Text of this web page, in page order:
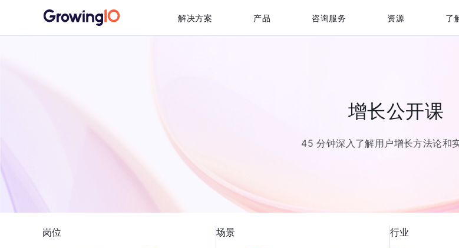
解决方案 产品 咨询服务 资源 了
增长公开课
45 分钟深入了解用户增长方法论和
岗位 场景 行业